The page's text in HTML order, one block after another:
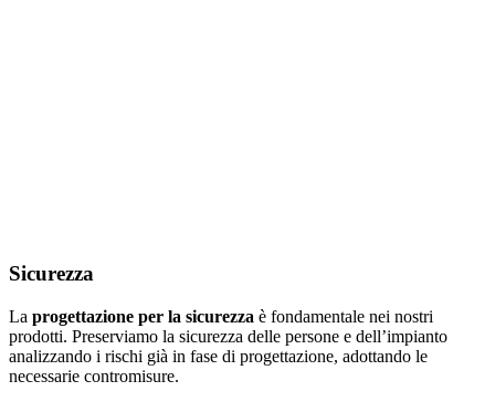
Sicurezza
La progettazione per la sicurezza è fondamentale nei nostri
prodotti. Preserviamo la sicurezza delle persone e dell’impianto
analizzando i rischi già in fase di progettazione, adottando le
necessarie contromisure.